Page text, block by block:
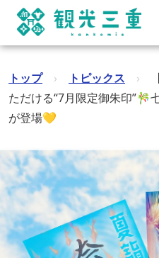
トップ › トピックス ›
ただける“7月限定御朱印”🎋
が登場💛